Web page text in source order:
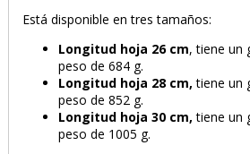
Está disponible en tres tamaños:
Longitud hoja 26 cm, tiene un
peso de 684 g.
Longitud hoja 28 cm, tiene un
peso de 852 g.
Longitud hoja30 cm, tiene un
peso de 1005 g.